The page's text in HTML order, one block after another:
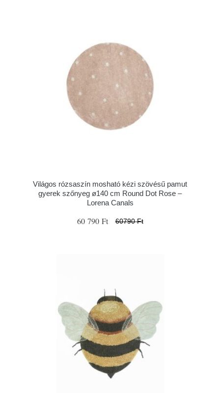
Világos rózsaszín mosható kézi szövésű pamut
gyerek szőnyeg ø140 cm Round Dot Rose –
Lorena Canals
60 790 Ft 60790 Ft